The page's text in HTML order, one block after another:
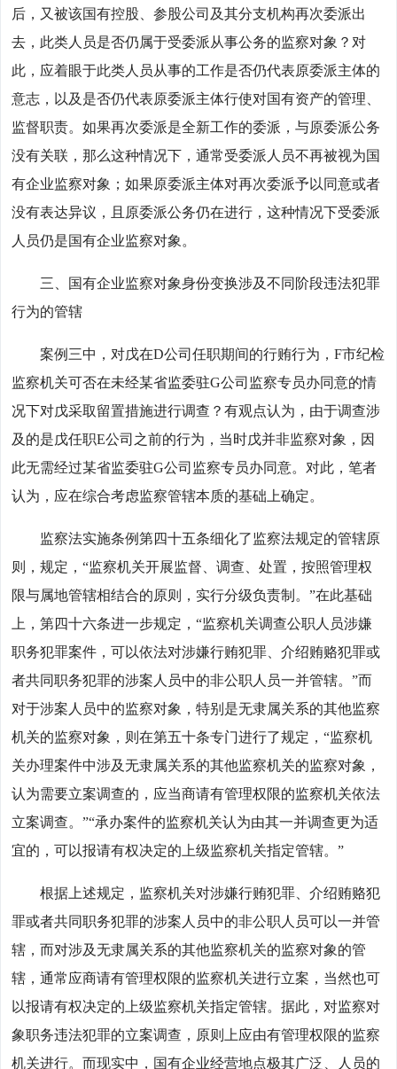
后，又被该国有控股、参股公司及其分支机构再次委派出
去，此类人员是否仍属于受委派从事公务的监察对象？对
此，应着眼于此类人员从事的工作是否仍代表原委派主体的
意志，以及是否仍代表原委派主体行使对国有资产的管理、
监督职责。如果再次委派是全新工作的委派，与原委派公务
没有关联，那么这种情况下，通常受委派人员不再被视为国
有企业监察对象；如果原委派主体对再次委派予以同意或者
没有表达异议，且原委派公务仍在进行，这种情况下受委派
人员仍是国有企业监察对象。
三、国有企业监察对象身份变换涉及不同阶段违法犯罪
行为的管辖
案例三中，对戊在D公司任职期间的行贿行为，F市纪检
监察机关可否在未经某省监委驻G公司监察专员办同意的情
况下对戊采取留置措施进行调查？有观点认为，由于调查涉
及的是戊任职E公司之前的行为，当时戊并非监察对象，因
此无需经过某省监委驻G公司监察专员办同意。对此，笔者
认为，应在综合考虑监察管辖本质的基础上确定。
监察法实施条例第四十五条细化了监察法规定的管辖原
则，规定，“监察机关开展监督、调查、处置，按照管理权
限与属地管辖相结合的原则，实行分级负责制。”在此基础
上，第四十六条进一步规定，“监察机关调查公职人员涉嫌
职务犯罪案件，可以依法对涉嫌行贿犯罪、介绍贿赂犯罪或
者共同职务犯罪的涉案人员中的非公职人员一并管辖。”而
对于涉案人员中的监察对象，特别是无隶属关系的其他监察
机关的监察对象，则在第五十条专门进行了规定，“监察机
关办理案件中涉及无隶属关系的其他监察机关的监察对象，
认为需要立案调查的，应当商请有管理权限的监察机关依法
立案调查。”“承办案件的监察机关认为由其一并调查更为适
宜的，可以报请有权决定的上级监察机关指定管辖。”
根据上述规定，监察机关对涉嫌行贿犯罪、介绍贿赂犯
罪或者共同职务犯罪的涉案人员中的非公职人员可以一并管
辖，而对涉及无隶属关系的其他监察机关的监察对象的管
辖，通常应商请有管理权限的监察机关进行立案，当然也可
以报请有权决定的上级监察机关指定管辖。据此，对监察对
象职务违法犯罪的立案调查，原则上应由有管理权限的监察
机关进行。而现实中，国有企业经营地点极其广泛、人员的